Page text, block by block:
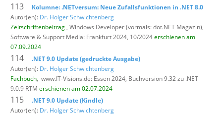
113
Kolumne: .NETversum: Neue Zufallsfunktionen in .NET 8.0
Autor(en): Dr. Holger Schwichtenberg
Zeitschriftenbeitrag , Windows Developer (vormals: dot.NET Magazin),
Software & Support Media: Frankfurt 2024, 10/2024erschienen am
07.09.2024
114
.NET 9.0 Update (gedruckte Ausgabe)
Autor(en): Dr. Holger Schwichtenberg
Fachbuch, www.IT-Visions.de: Essen 2024, Buchversion 9.32 zu .NET
9.0.9 RTM erschienen am 02.07.2024
115
.NET 9.0 Update (Kindle)
Autor(en): Dr. Holger Schwichtenberg